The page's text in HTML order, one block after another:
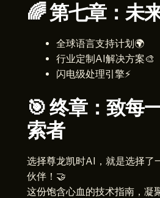
🌈 第七章：未
全球语言支持计划🌍
行业定制AI解决方案🎨
闪电级处理引擎⚡
🎯 终章：致每
索者
选择尊龙凯时AI，就是选择了
伙伴！🤝
这份饱含心血的技术指南，凝